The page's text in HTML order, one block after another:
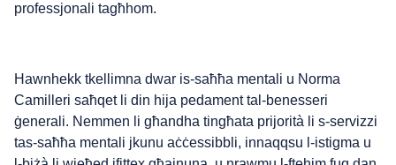
professjonali tagħhom.
Hawnhekk tkellimna dwar is-saħħa mentali u Norma
Camilleri saħqet li din hija pedament tal-benesseri
ġenerali. Nemmen li għandha tingħata prijorità li s-servizzi
tas-saħħa mentali jkunu aċċessibbli, innaqqsu l-istigma u